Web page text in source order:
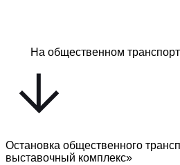
На общественном
Остановка общественного
выставочный комплекс»